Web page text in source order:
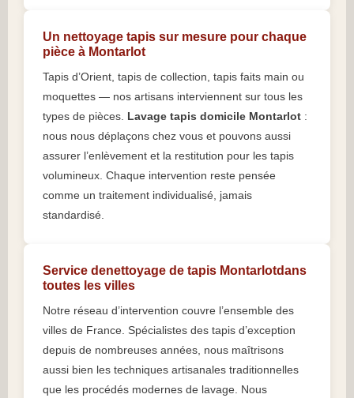
Un nettoyage tapis sur mesure pour chaque
pièce à Montarlot
Tapis d’Orient, tapis de collection, tapis faits main ou
moquettes — nos artisans interviennent sur tous les
types de pièces. Lavage tapis domicile Montarlot :
nous nous déplaçons chez vous et pouvons aussi
assurer l’enlèvement et la restitution pour les tapis
volumineux. Chaque intervention reste pensée
comme un traitement individualisé, jamais
standardisé.
Service denettoyage de tapis Montarlotdans
toutes les villes
Notre réseau d’intervention couvre l’ensemble des
villes de France. Spécialistes des tapis d’exception
depuis de nombreuses années, nous maîtrisons
aussi bien les techniques artisanales traditionnelles
que les procédés modernes de lavage. Nous